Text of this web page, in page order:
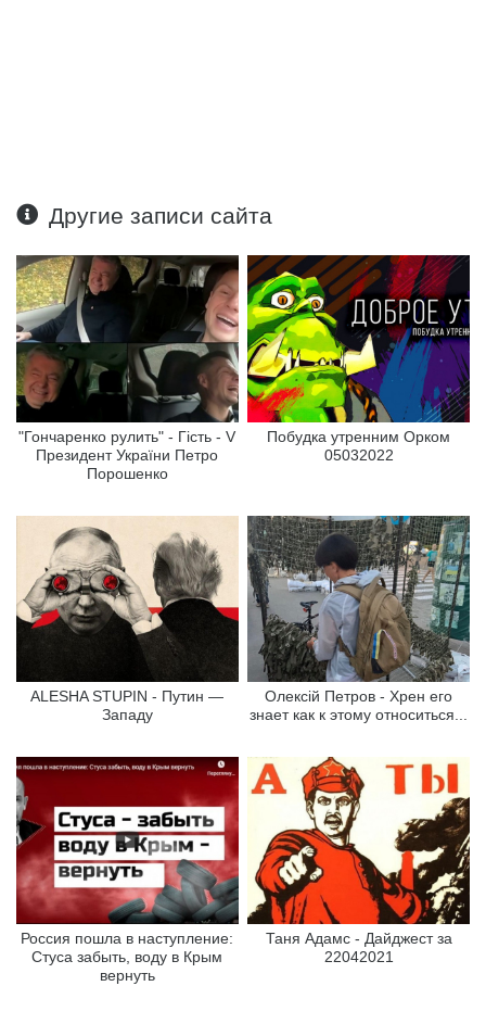
Другие записи сайта
"Гончаренко рулить" - Гість - V
Президент України Петро
Порошенко
Побудка утренним Орком
05032022
ALESHA STUPIN - Путин —
Западу
Олексій Петров - Хрен его
знает как к этому относиться...
Россия пошла в наступление:
Стуса забыть, воду в Крым
вернуть
Таня Адамс - Дайджест за
22042021